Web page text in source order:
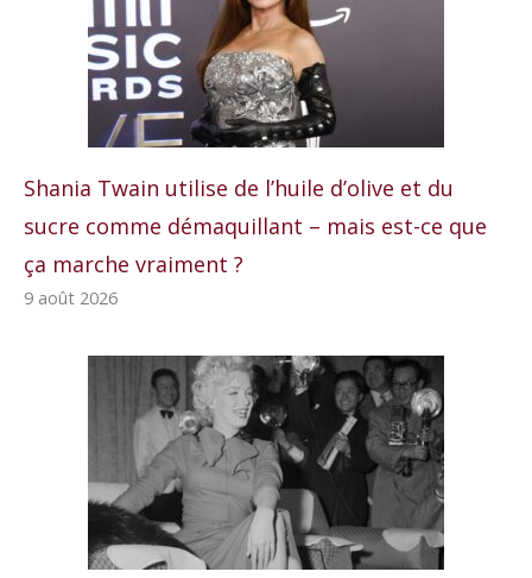
Shania Twain utilise de l’huile d’olive et du
sucre comme démaquillant – mais est-ce que
ça marche vraiment ?
9 août 2026